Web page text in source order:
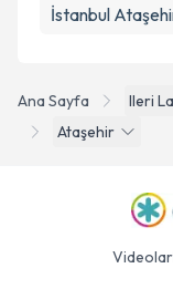
Ana Sayfa Ileri
Ataşehir
İstanbul
Videolar